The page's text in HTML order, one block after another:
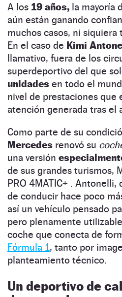
A los 19 años, la mayoría
aún están ganando
muchos casos, ni
En el caso de Kimi
llamativo, fuera de los
superdeportivo del que
unidades en todo el
nivel de prestaciones que
atención generada tras el
Como parte de su
Mercedes renovó su
una versión
de sus grandes turismos,
PRO 4MATIC+ .
de conducir hace poco
así un vehículo pensado
pero plenamente
coche que conecta de
Fórmula 1, tanto por
planteamiento técnico.
Un deportivo de